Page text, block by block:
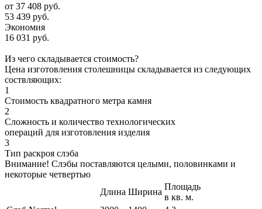
от 37 408 руб.
53 439 руб.
Экономия
16 031 руб.
Из чего складывается стоимость?
Цена изготовления столешницы складывается из следующих
соствляющих:
1
Стоимость квадратного метра камня
2
Сложность и количество технологических
операций для изготовления изделия
3
Тип раскроя слэба
Внимание! Слэбы поставляются целыми, половинками и
некоторые четвертью
Длина Ширина
Площадь
в кв. м.